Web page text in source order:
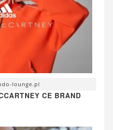
lounge.pl
CE BRAND